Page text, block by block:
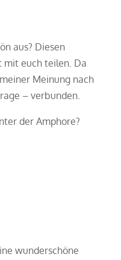
aus? Diesen
euch teilen. Da
Meinung nach
– verbunden.
der Amphore?
wunderschöne